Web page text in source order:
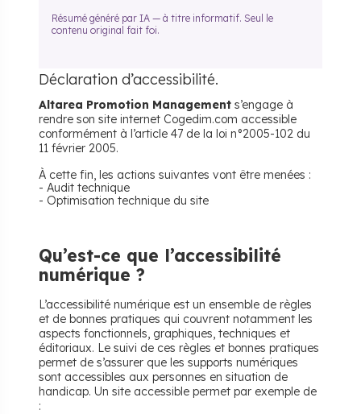
Résumé généré par IA — à titre informatif. Seul le
contenu original fait foi.
Déclaration d’accessibilité.
Altarea Promotion Management s’engage à
rendre son site internet Cogedim.com accessible
conformément à l’article 47 de la loi n°2005-102 du
11 février 2005.
À cette fin, les actions suivantes vont être menées :
- Audit technique
- Optimisation technique du site
Qu’est-ce que l’accessibilité
numérique ?
L’accessibilité numérique est un ensemble de règles
et de bonnes pratiques qui couvrent notamment les
aspects fonctionnels, graphiques, techniques et
éditoriaux. Le suivi de ces règles et bonnes pratiques
permet de s’assurer que les supports numériques
sont accessibles aux personnes en situation de
handicap. Un site accessible permet par exemple de
: